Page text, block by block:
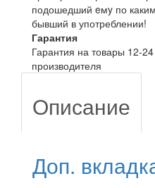
подошедший eмy по
бывший в употреблении!
Гарантия
Гарантия на товары 12-
производителя
Описание
Доп.